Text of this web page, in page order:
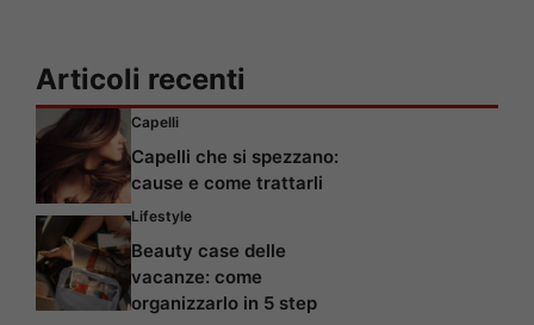
Articoli recenti
Capelli
Capelli che si spezzano:
cause e come trattarli
Lifestyle
Beauty case delle
vacanze: come
organizzarlo in 5 step